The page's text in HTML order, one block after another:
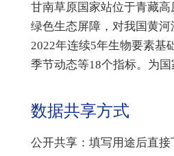
甘南草原国家站位于青藏
绿色生态屏障，对我国黄
2022年连续5年生物要素基
季节动态等18个指标。为
数据共享方式
公开共享：填写用途后直接